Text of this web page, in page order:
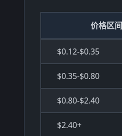
价格区间
$0.12-$0.35
$0.35-$0.80
$0.80-$2.40
$2.40+